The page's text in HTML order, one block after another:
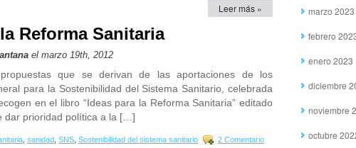
Leer más »
Reforma Sanitaria
el marzo 19th, 2012
que se derivan de las aportaciones de los
para la Sostenibilidad del Sistema Sanitario, celebrada
en el libro “Ideas para la Reforma Sanitaria” editado
dar prioridad política a la […]
sanidad SNS Sostenibilidad del sistema sanitario
2 Comentario
marzo 2023
febrero
enero 2023
diciembre
noviembre
octubre